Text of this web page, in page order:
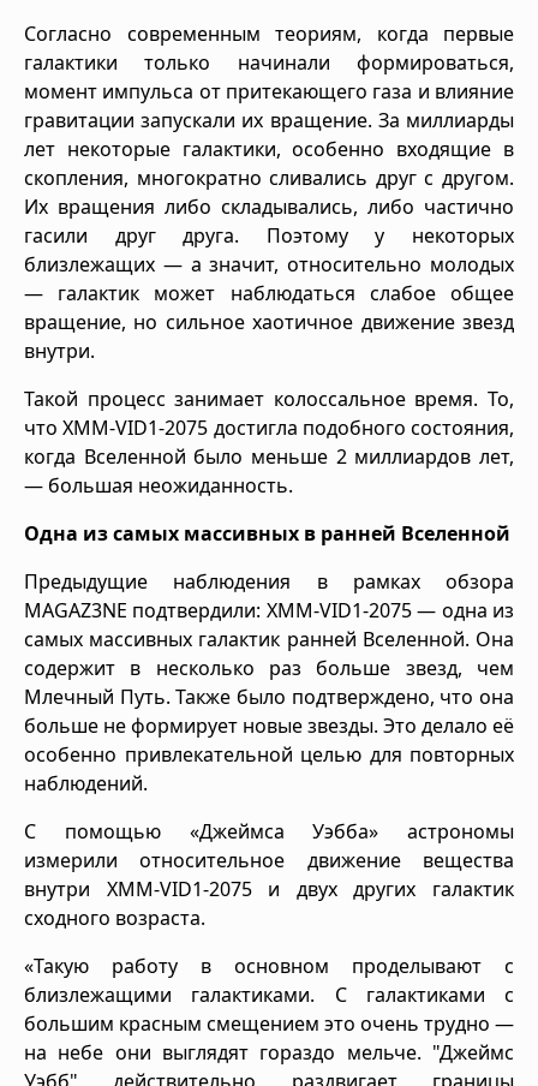
Согласно современным теориям, когда первые
галактики только начинали формироваться,
момент импульса от притекающего газа и влияние
гравитации запускали их вращение. За миллиарды
лет некоторые галактики, особенно входящие в
скопления, многократно сливались друг с другом.
Их вращения либо складывались, либо частично
гасили друг друга. Поэтому у некоторых
близлежащих — а значит, относительно молодых
— галактик может наблюдаться слабое общее
вращение, но сильное хаотичное движение звезд
внутри.
Такой процесс занимает колоссальное время. То,
что XMM-VID1-2075 достигла подобного состояния,
когда Вселенной было меньше 2 миллиардов лет,
— большая неожиданность.
Одна из самых массивных в ранней Вселенной
Предыдущие наблюдения в рамках обзора
MAGAZ3NE подтвердили: XMM-VID1-2075 — одна из
самых массивных галактик ранней Вселенной. Она
содержит в несколько раз больше звезд, чем
Млечный Путь. Также было подтверждено, что она
больше не формирует новые звезды. Это делало её
особенно привлекательной целью для повторных
наблюдений.
С помощью «Джеймса Уэбба» астрономы
измерили относительное движение вещества
внутри XMM-VID1-2075 и двух других галактик
сходного возраста.
«Такую работу в основном проделывают с
близлежащими галактиками. С галактиками с
большим красным смещением это очень трудно —
на небе они выглядят гораздо мельче. "Джеймс
Уэбб" действительно раздвигает границы